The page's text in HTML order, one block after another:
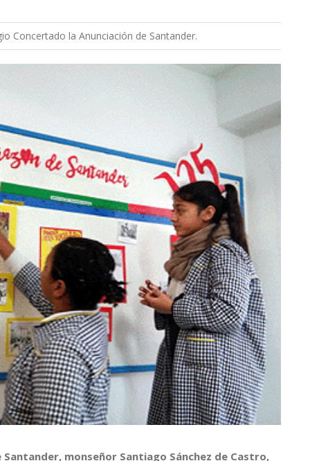
Concertado la Anunciación de Santander.
monseñor Santiago Sánchez de Castro,